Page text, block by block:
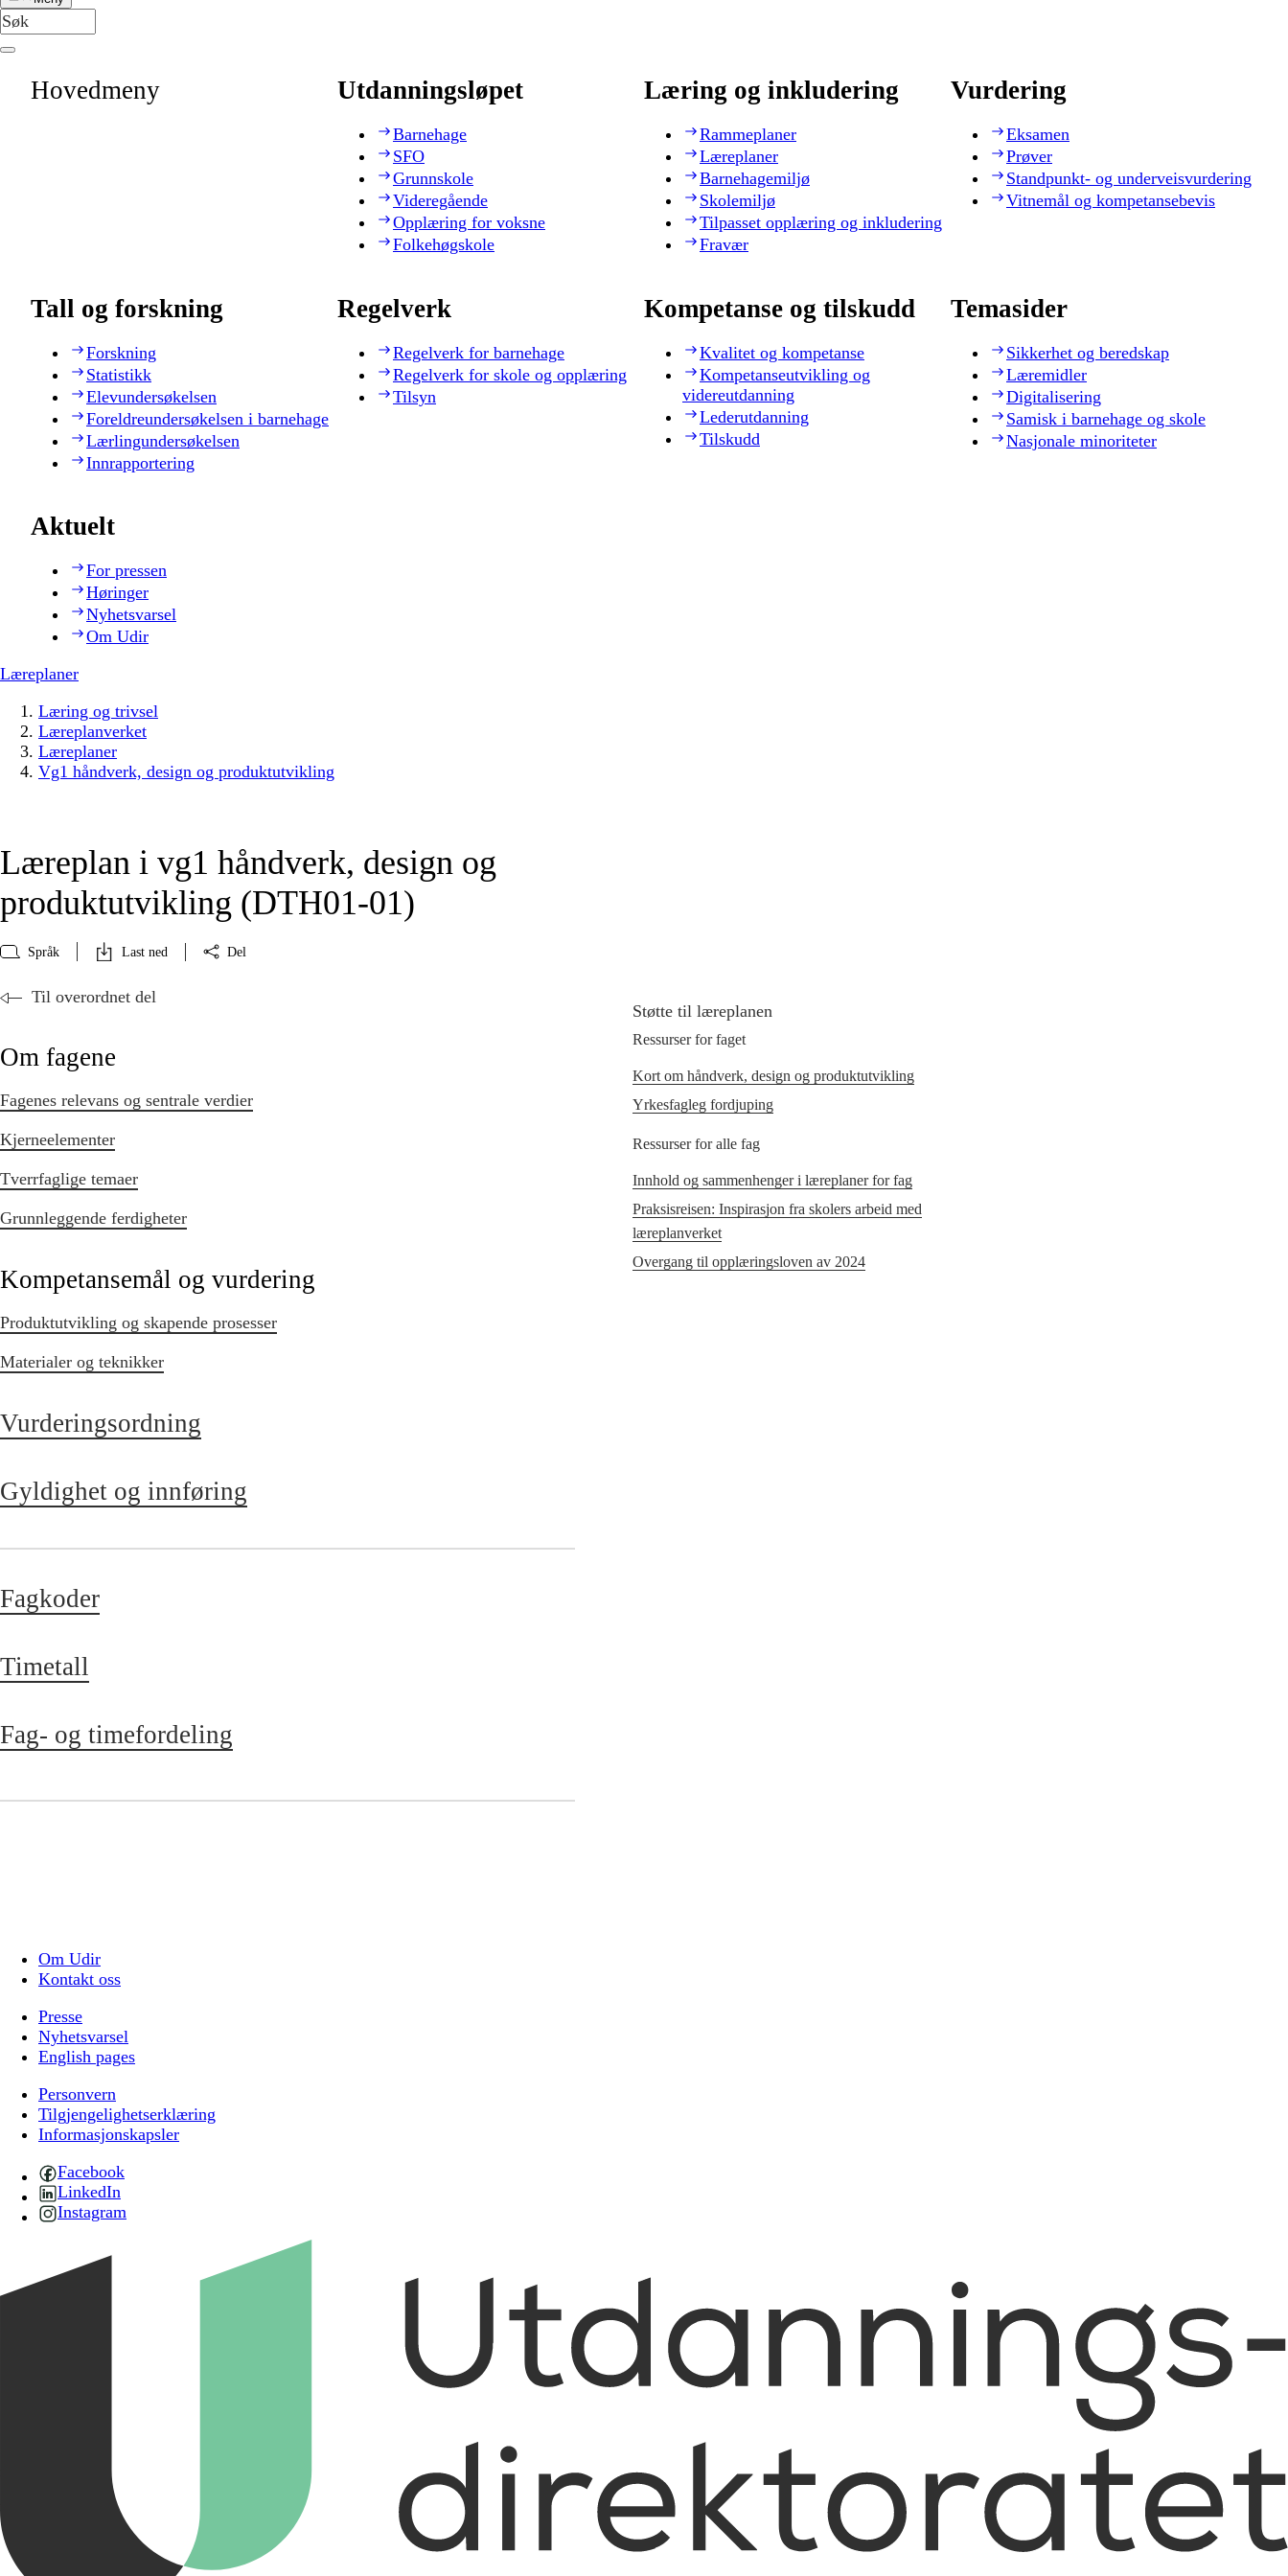
Hovedmeny Utdanningsløpet
Barnehage
SFO
Grunnskole
Videregående
Opplæring for voksne
Folkehøgskole
Læring og inkludering
Rammeplaner
Læreplaner
Barnehagemiljø
Skolemiljø
Tilpasset opplæring og inkludering
Fravær
Vurdering
Eksamen
Prøver
Standpunkt- og underveisvurdering
Vitnemål og kompetansebevis
Tall og forskning
Forskning
Statistikk
Elevundersøkelsen
Foreldreundersøkelsen i barnehage
Lærlingundersøkelsen
Innrapportering
Regelverk
Regelverk for barnehage
Regelverk for skole og opplæring
Tilsyn
Kompetanse og tilskudd
Kvalitet og kompetanse
Kompetanseutvikling og
videreutdanning
Lederutdanning
Tilskudd
Temasider
Sikkerhet og beredskap
Læremidler
Digitalisering
Samisk i barnehage og skole
Nasjonale minoriteter
Aktuelt
For pressen
Høringer
Nyhetsvarsel
Om Udir
Læreplaner
Læring og trivsel
Læreplanverket
Læreplaner
Vg1 håndverk, design og produktutvikling
Læreplan i vg1 håndverk, design og
produktutvikling (DTH01‑01)
Språk Last ned Del
Til overordnet del
Om fagene
Fagenes relevans og sentrale verdier
Kjerneelementer
Tverrfaglige temaer
Grunnleggende ferdigheter
Kompetansemål og vurdering
Produktutvikling og skapende prosesser
Materialer og teknikker
Vurderingsordning
Gyldighet og innføring
Fagkoder
Timetall
Fag- og timefordeling
Støtte til læreplanen
Ressurser for faget
Kort om håndverk, design og produktutvikling
Yrkesfagleg fordjuping
Ressurser for alle fag
Innhold og sammenhenger i læreplaner for fag
Praksisreisen: Inspirasjon fra skolers arbeid med
læreplanverket
Overgang til opplæringsloven av 2024
Om Udir
Kontakt oss
Presse
Nyhetsvarsel
English pages
Personvern
Tilgjengelighetserklæring
Informasjonskapsler
Facebook
LinkedIn
Instagram